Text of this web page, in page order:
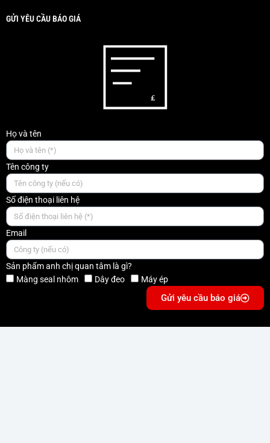
GỬI YÊU CẦU BÁO GIÁ
Họ và tên
Tên công ty
Số điện thoại liên hệ
Email
Sản phẩm anh chị quan tâm là gì?
Màng seal nhôm
Dây đeo Máy ép
Gửi yêu cầu báo giá